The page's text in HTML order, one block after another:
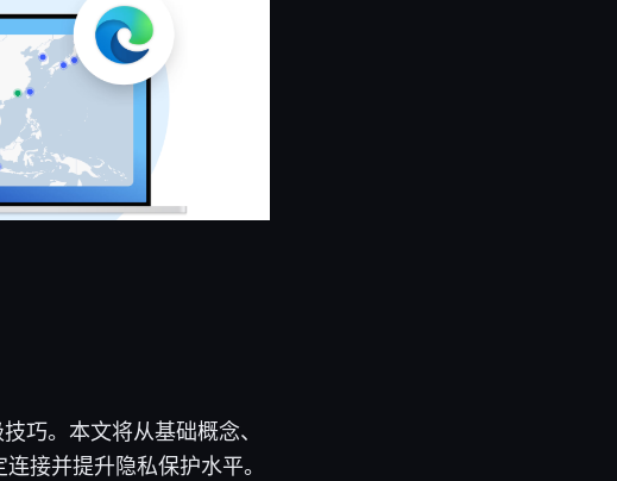
巧。本文将从基础概念、
接并提升隐私保护水平。